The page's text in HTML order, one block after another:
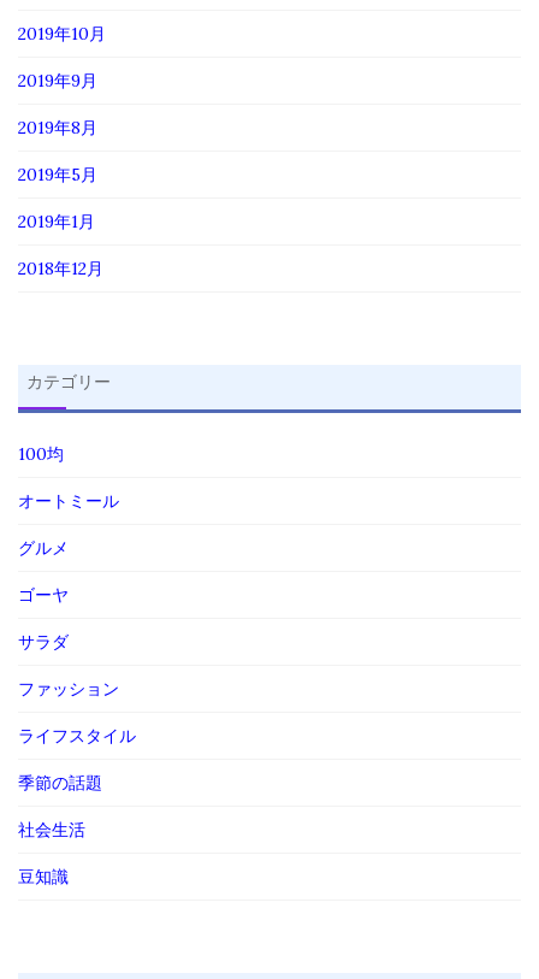
2019年10月
2019年9月
2019年8月
2019年5月
2019年1月
2018年12月
カテゴリー
100均
オートミール
グルメ
ゴーヤ
サラダ
ファッション
ライフスタイル
季節の話題
社会生活
豆知識